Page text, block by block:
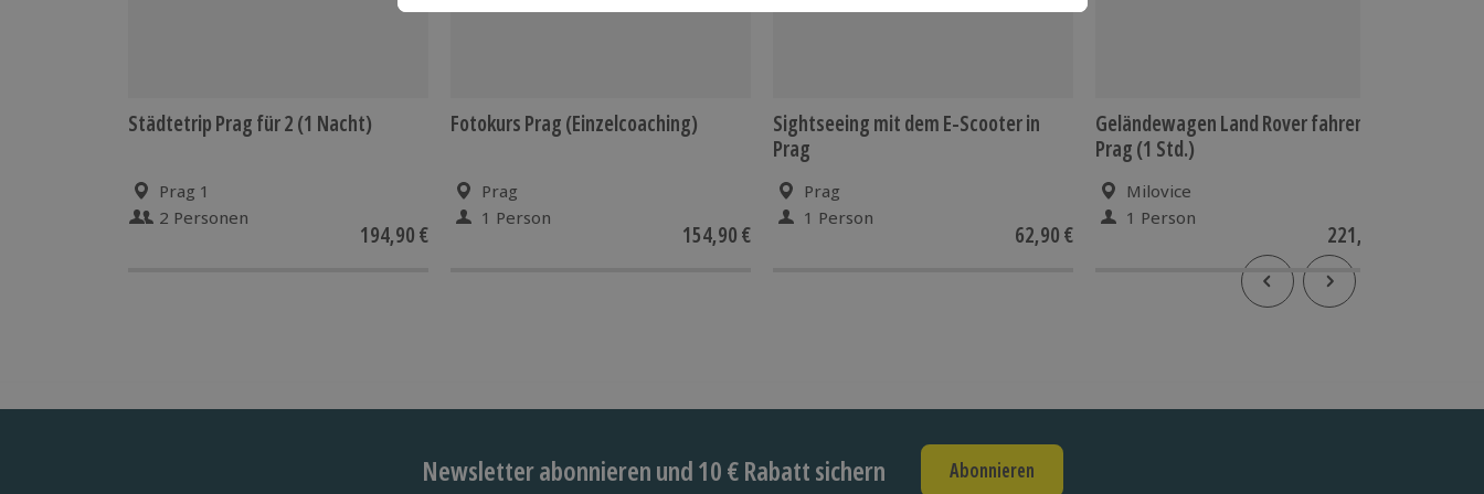
Städtetrip Prag für 2 (1 Nacht)
Prag 1
2 Personen
194,90 €
Fotokurs Prag (Einzelcoaching)
Prag
1 Person
154,90 €
Sightseeing mit dem E-Scooter in
Prag
Prag
1 Person
62,90 €
Geländewagen Land Rover fahren
Prag (1 Std.)
Milovice
1 Person
221,90 €
Newsletter abonnieren und 10 € Rabatt sichern Abonnieren